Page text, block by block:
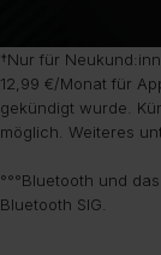
†Nur für
12,99 €/Monat für
gekündigt wurde.
möglich. Weiteres
°°°Bluetooth und
Bluetooth SIG.